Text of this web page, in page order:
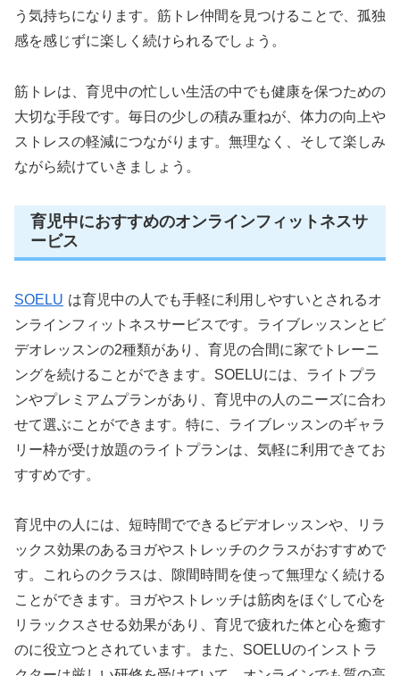
う気持ちになります。筋トレ仲間を見つけることで、孤独
感を感じずに楽しく続けられるでしょう。
筋トレは、育児中の忙しい生活の中でも健康を保つための
大切な手段です。毎日の少しの積み重ねが、体力の向上や
ストレスの軽減につながります。無理なく、そして楽しみ
ながら続けていきましょう。
育児中におすすめのオンラインフィットネスサ
ービス
SOELU は育児中の人でも手軽に利用しやすいとされるオ
ンラインフィットネスサービスです。ライブレッスンとビ
デオレッスンの2種類があり、育児の合間に家でトレーニ
ングを続けることができます。SOELUには、ライトプラ
ンやプレミアムプランがあり、育児中の人のニーズに合わ
せて選ぶことができます。特に、ライブレッスンのギャラ
リー枠が受け放題のライトプランは、気軽に利用できてお
すすめです。
育児中の人には、短時間でできるビデオレッスンや、リラ
ックス効果のあるヨガやストレッチのクラスがおすすめで
す。これらのクラスは、隙間時間を使って無理なく続ける
ことができます。ヨガやストレッチは筋肉をほぐして心を
リラックスさせる効果があり、育児で疲れた体と心を癒す
のに役立つとされています。また、SOELUのインストラ